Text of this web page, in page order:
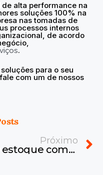
alta performance na
soluções 100% na
nas tomadas de
processos internos
de acordo
.
para o seu
com um de nossos
Próximo
O estoque como aliado da gestão: organização que sustenta decisões mais seguras